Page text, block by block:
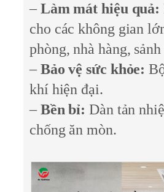
– Làm mát hiệu quả:
cho các không gian
phòng, nhà hàng,
– Bảo vệ sức khỏe:
khí hiện đại.
– Bền bỉ: Dàn tản
chống ăn mòn.